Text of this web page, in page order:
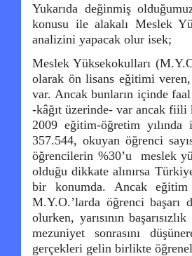
Yukarıda değinmiş
konusu ile alakalı Meslek
analizini yapacak olur isek;
Meslek Yüksekokulları
olarak ön lisans eğitimi
var. Ancak bunların içinde
-kâğıt üzerinde- var ancak
2009 eğitim-öğretim
357.544, okuyan öğrenci
öğrencilerin %30’u meslek
olduğu dikkate alınırsa
bir konumda. Ancak
M.Y.O.’larda öğrenci
olurken, yarısının
mezuniyet sonrasını
gerçekleri gelin birlikte